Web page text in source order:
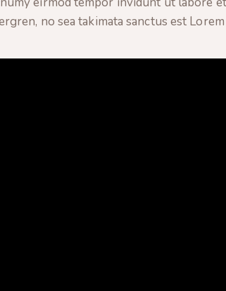
no sea takimata sanctus est